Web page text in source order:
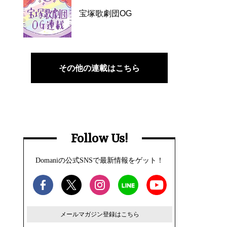
宝塚歌劇団OG
その他の連載はこちら
Follow Us!
Domaniの公式SNSで最新情報をゲット！
メールマガジン登録はこちら